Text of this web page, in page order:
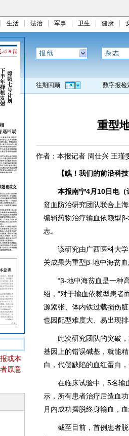
生活 法治 军事 卫生 健康
或本
原意
报 纸 杂 志
往期回顾 数字报检
重型
作者：本报记者 周仕兴 王瑾
【瞧！我们的前沿科
本报南宁4月10日电（
贫血防治研究团队联合上
编辑药物治疗输血依赖型
志。
该研究由广西医科大学
关成果为重型β-地中海贫
“β-地中海贫血是一种高
绍，“对于输血依赖型患者
源紧张、体内铁过载损伤
也因配型难度大、易出现
此次研究团队的突破，
基因上的错误碱基，就能
白，代偿缺陷的血红蛋白
在临床试验中，5名输血
示，所有患者治疗后造血
月内成功摆脱终身输血，
截至目前，首例患者脱